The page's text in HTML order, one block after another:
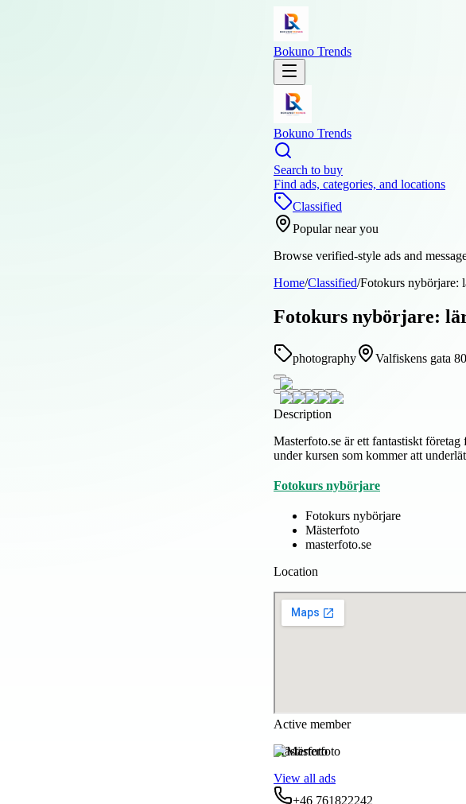
Bokuno Trends
Bokuno Trends
Search to buy
Find ads, categories, and locations
Classified
Popular near you
Browse verified-style ads and
Home/Classified/Fotokurs nybörjare:
Fotokurs nybörjare:
photography Valfiskens gata
Description
Masterfoto.se är ett fantastiskt
under kursen som kommer att
Fotokurs nybörjare
Fotokurs nybörjare
Mästerfoto
masterfoto.se
Location
Active member
Mästerfoto
View all ads
+46 761822242